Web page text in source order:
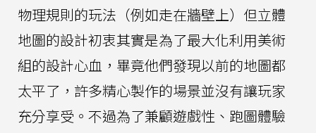
物理規則的玩法（例如走在牆壁上）但立體
地圖的設計初衷其實是為了最大化利用美術
組的設計心血，畢竟他們發現以前的地圖都
太平了，許多精心製作的場景並沒有讓玩家
充分享受。不過為了兼顧遊戲性、跑圖體驗